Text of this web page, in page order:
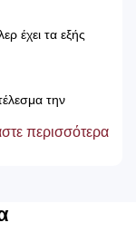
έχει τα εξής
την
μόνο με ένα
μετώπη ή
περισσότερα